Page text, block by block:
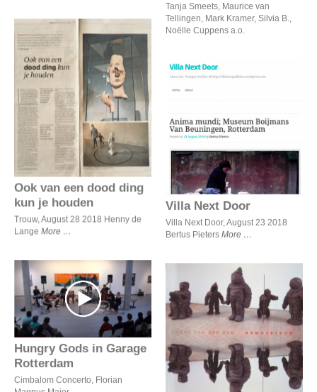
Tanja Smeets, Maurice van
Tellingen, Mark Kramer, Silvia B.,
Noëlle Cuppens a.o.
Ook van een dood ding kun
je houden
Ook van een dood ding
kun je houden
Trouw, August 28 2018 Henny de
Lange More
Villa Next Door
Villa Next Door
Villa Next Door, August 23 2018
Bertus Pieters More
Hungry Gods in Garage
Rotterdam
Hungry Gods in Garage
Rotterdam
Cimbalom Concerto, Florian
Armourshow